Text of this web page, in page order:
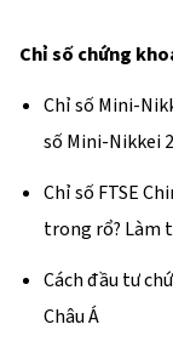
Chỉ số chứng
Chỉ số Mini-
số Mini-Nikkei
Mini-Nikkei
Chỉ số FTSE
trong rổ? Làm
A50 vào năm
Cách đầu tư
Châu Á